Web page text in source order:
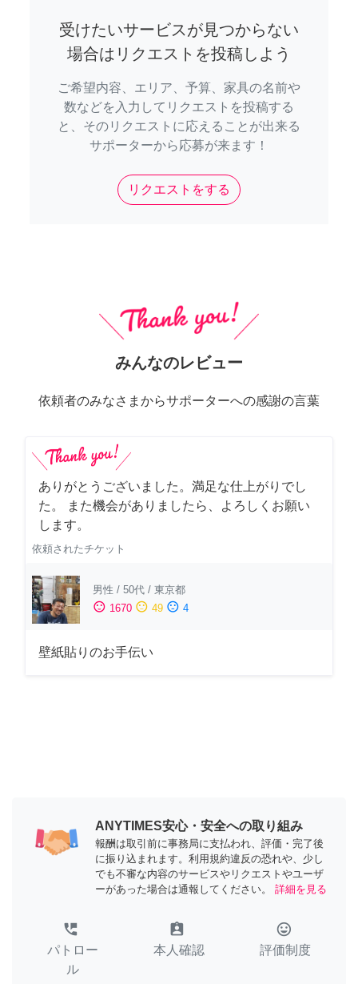
受けたいサービスが見つからない
場合はリクエストを投稿しよう
ご希望内容、エリア、予算、家具の名前や
数などを入力してリクエストを投稿する
と、そのリクエストに応えることが出来る
サポーターから応募が来ます！
リクエストをする
みんなのレビュー
依頼者のみなさまからサポーターへの感謝の言葉
ありがとうございました。満足な仕上がりでし
た。 また機会がありましたら、よろしくお願い
します。
依頼されたチケット
男性 / 50代 / 東京都
sentiment_satisfied 1670 sentiment_neutral 49 sentiment_dissatisfied 4
壁紙貼りのお手伝い
ANYTIMES安心・安全への取り組み
報酬は取引前に事務局に支払われ、評価・完了後
に振り込まれます。利用規約違反の恐れや、少し
でも不審な内容のサービスやリクエストやユーザ
ーがあった場合は通報してください。
詳細を見る
perm_phone_msg
パトロー
ル
assignment_ind
本人確認
tag_faces
評価制度